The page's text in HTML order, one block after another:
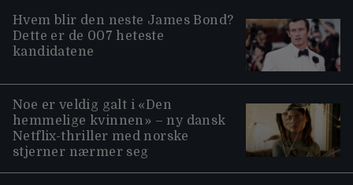
Hvem blir den neste James Bond?
Dette er de 007 heteste
kandidatene
Noe er veldig galt i «Den
hemmelige kvinnen» – ny dansk
Netflix-thriller med norske
stjerner nærmer seg